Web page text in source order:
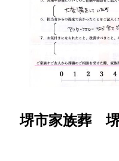
堺市家族葬